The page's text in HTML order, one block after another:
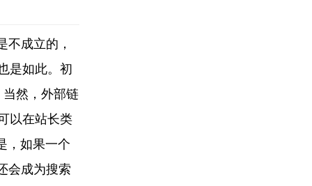
成立的，
是如此。初
然，外部链
以在站长类
，如果一个
会成为搜索